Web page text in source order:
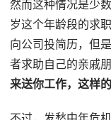
然而这种情况是少
岁这个年龄段的求
向公司投简历，但
者求助自己的亲戚
来送你工作，这样